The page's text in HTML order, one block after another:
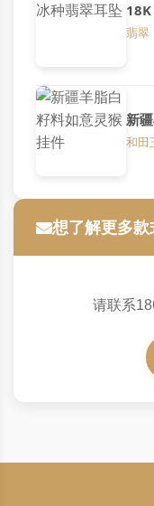
翡翠
新
和田
想了解更多
请联系